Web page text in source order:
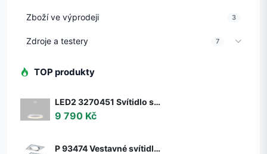
Zboží ve výprodeji 3
Zdroje a testery 7
TOP produkty
LED2 3270451 Svítidlo stropní závěsné LED2 BELLA 60 P-Z, W 50W 2CCT 3000K/4000K - ON/OFF - nestmívatelné - LED2 Lighting
9 790 Kč
P 93474 Vestavné svítidlo LED Nova hranaté 3x6,5W GU10 hliník broušený nastavitelné 3-krokové-stmívatelné - PAULMANN